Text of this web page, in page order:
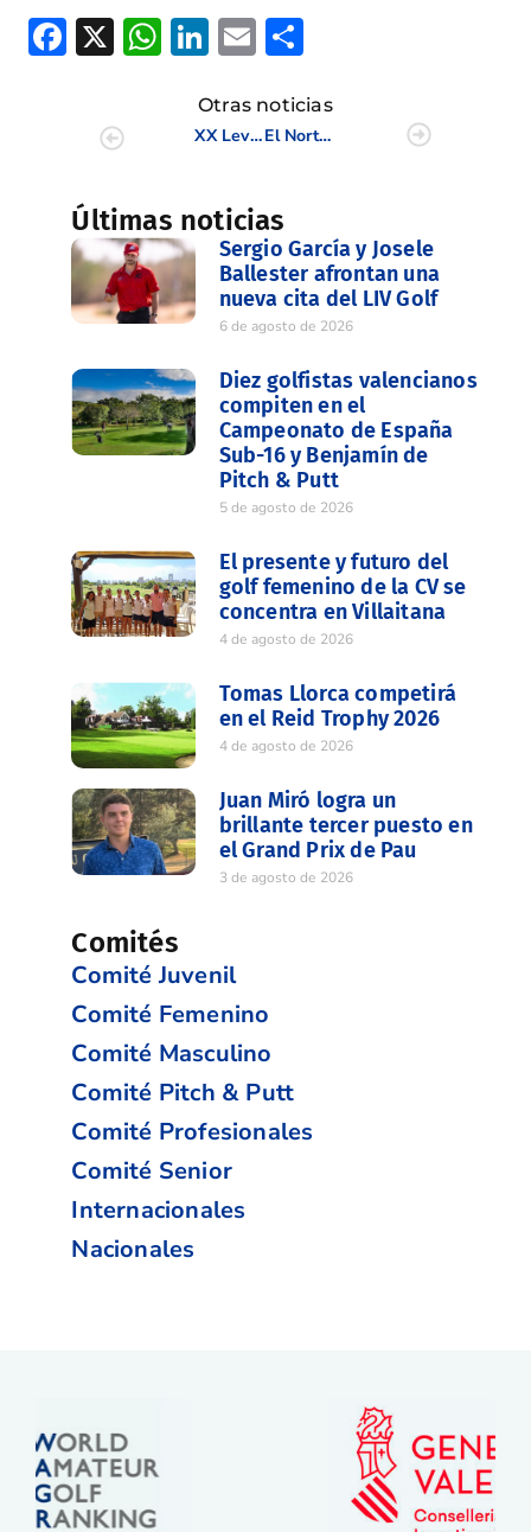
Facebook
X WhatsApp
LinkedIn
Email
Otras noticias
XX Levante Cup Norte&Sur en Panorámica Golf Sport&Resort
El Norte domina la XX Levante Cup en Panorámica (9-3) J.1
Últimas noticias
Sergio García y Josele
Ballester afrontan una
nueva cita del LIV Golf
6 de agosto de 2026
Diez golfistas valencianos
compiten en el
Campeonato de España
Sub-16 y Benjamín de
Pitch & Putt
5 de agosto de 2026
El presente y futuro del
golf femenino de la CV se
concentra en Villaitana
4 de agosto de 2026
Tomas Llorca competirá
en el Reid Trophy 2026
4 de agosto de 2026
Juan Miró logra un
brillante tercer puesto en
el Grand Prix de Pau
3 de agosto de 2026
Comités
Comité Juvenil
Comité Femenino
Comité Masculino
Comité Pitch & Putt
Comité Profesionales
Comité Senior
Internacionales
Nacionales